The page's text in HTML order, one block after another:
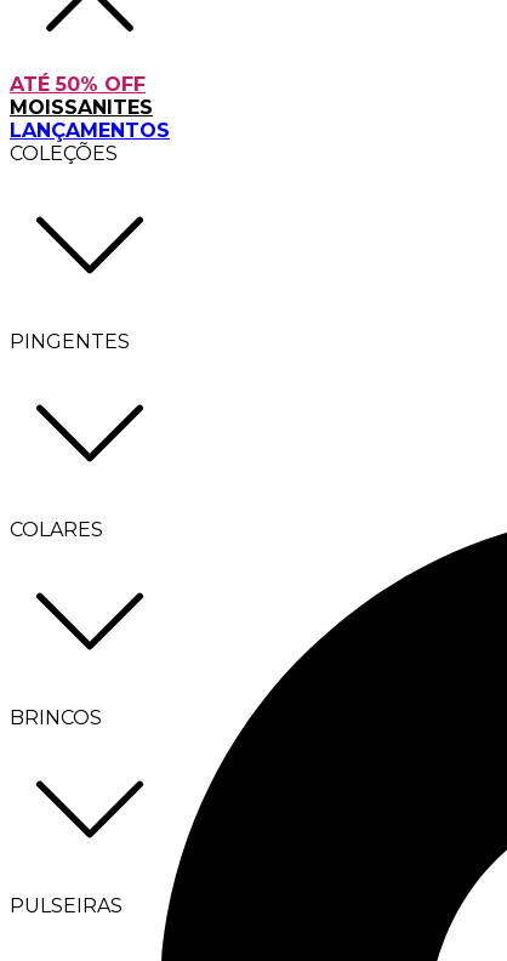
ATÉ 50% OFF
MOISSANITES
LANÇAMENTOS
COLEÇÕES
PINGENTES
COLARES
BRINCOS
PULSEIRAS